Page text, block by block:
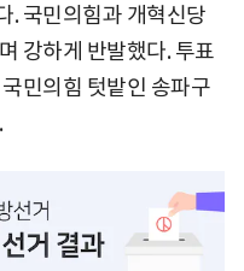
. 국민의힘과 개혁신당
강하게 반발했다. 투표
민의힘 텃밭인 송파구